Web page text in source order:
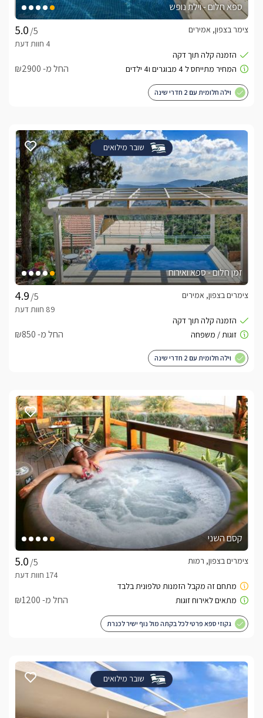
ספא חלום - וילת נופש
/5
צימר בצפון, אמירים
החל מ- ₪2900
וילה חלומית עם 2 חדרי שינה
שובר מילואים
זמן חלום - ספא ואירוח
/5
צימרים בצפון, אמירים
החל מ- ₪850
וילה חלומית עם 2 חדרי שינה
קסם השני
/5
צימרים בצפון, רמות
החל מ- ₪1200
גקוזי ספא פרטי לכל בקתה מול נוף ישיר לכנרת
שובר מילואים